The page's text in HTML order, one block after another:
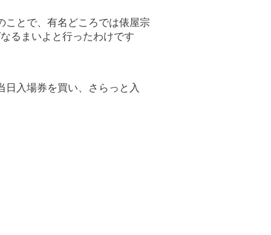
ことで、有名どころでは俵屋宗
るまいよと行ったわけです
入場券を買い、さらっと入